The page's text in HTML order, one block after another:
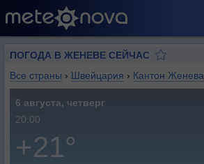
ПОГОДА В ЖЕНЕВЕ СЕЙЧАС
Все страны › Швейцария › Кантон Женева
6 августа, четверг
20:00
+21°